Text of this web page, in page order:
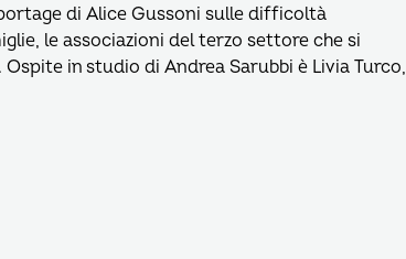
di Alice Gussoni sulle difficoltà
le associazioni del terzo settore che si
in studio di Andrea Sarubbi è Livia Turco,